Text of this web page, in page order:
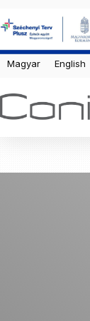
Magyar English